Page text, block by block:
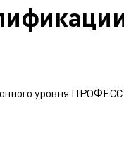
уровня